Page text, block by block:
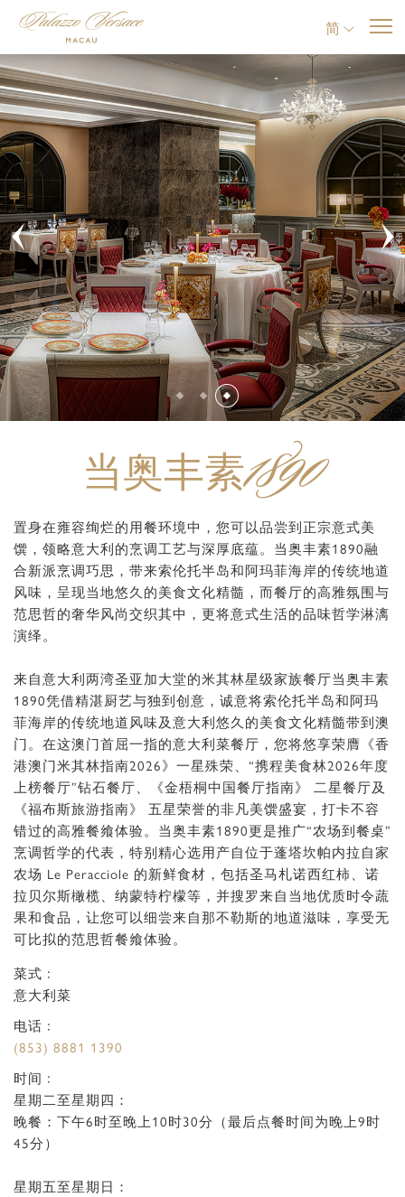
简
Previous
当奥丰素1890
置身在雍容绚烂的用餐环境中，您可以品尝到正宗意式美
馔，领略意大利的烹调工艺与深厚底蕴。当奥丰素1890融
合新派烹调巧思，带来索伦托半岛和阿玛菲海岸的传统地道
风味，呈现当地悠久的美食文化精髓，而餐厅的高雅氛围与
范思哲的奢华风尚交织其中，更将意式生活的品味哲学淋漓
演绎。
来自意大利两湾圣亚加大堂的米其林星级家族餐厅当奥丰素
1890凭借精湛厨艺与独到创意，诚意将索伦托半岛和阿玛
菲海岸的传统地道风味及意大利悠久的美食文化精髓带到澳
门。在这澳门首屈一指的意大利菜餐厅，您将悠享荣膺《香
港澳门米其林指南2026》一星殊荣、“携程美食林2026年度
上榜餐厅”钻石餐厅、《金梧桐中国餐厅指南》 二星餐厅及
《福布斯旅游指南》 五星荣誉的非凡美馔盛宴，打卡不容
错过的高雅餐飨体验。当奥丰素1890更是推广“农场到餐桌”
烹调哲学的代表，特别精心选用产自位于蓬塔坎帕内拉自家
农场 Le Peracciole 的新鲜食材，包括圣马札诺西红柿、诺
拉贝尔斯橄榄、纳蒙特柠檬等，并搜罗来自当地优质时令蔬
果和食品，让您可以细尝来自那不勒斯的地道滋味，享受无
可比拟的范思哲餐飨体验。
菜式﹕
意大利菜
电话﹕
(853) 8881 1390
时间﹕
星期二至星期四：
晚餐：下午6时至晚上10时30分（最后点餐时间为晚上9时
45分）
星期五至星期日：